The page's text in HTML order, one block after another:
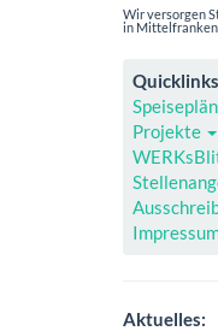
Wir versorgen
in
Quicklinks
Projekte
Aktuelles: